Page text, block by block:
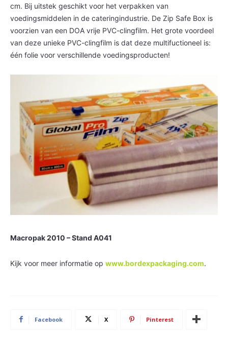
cm. Bij uitstek geschikt voor het verpakken van
voedingsmiddelen in de cateringindustrie. De Zip Safe Box is
voorzien van een DOA vrije PVC-clingfilm. Het grote voordeel
van deze unieke PVC-clingfilm is dat deze multifuctioneel is:
één folie voor verschillende voedingsproducten!
Macropak 2010 – Stand A041
Kijk voor meer informatie op www.bordexpackaging.com.
Facebook X Pinterest